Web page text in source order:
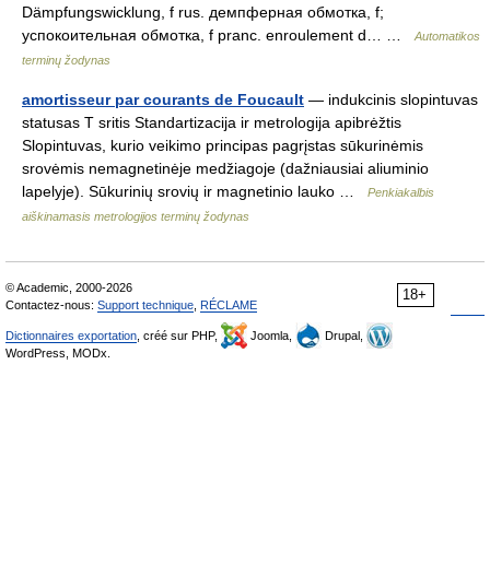
Dämpfungswicklung, f rus. демпферная обмотка, f;
успокоительная обмотка, f pranc. enroulement d… …Automatikos
terminų žodynas
amortisseur par courants de Foucault — indukcinis slopintuvas
statusas T sritis Standartizacija ir metrologija apibrėžtis
Slopintuvas, kurio veikimo principas pagrįstas sūkurinėmis
srovėmis nemagnetinėje medžiagoje (dažniausiai aliuminio
lapelyje). Sūkurinių srovių ir magnetinio lauko …
Penkiakalbis
aiškinamasis metrologijos terminų žodynas
18+
© Academic, 2000-2026
Contactez-nous: Support technique RÉCLAME
Dictionnaires exportation , créé sur PHP, Joomla,
Drupal,
WordPress, MODx.